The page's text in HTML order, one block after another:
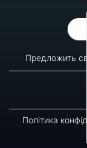
Предложить
Політика